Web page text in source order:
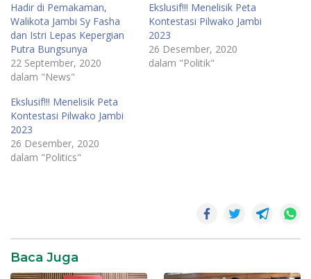
Hadir di Pemakaman,
Walikota Jambi Sy Fasha
dan Istri Lepas Kepergian
Putra Bungsunya
22 September, 2020
dalam "News"
Ekslusif!!! Menelisik Peta
Kontestasi Pilwako Jambi
2023
26 Desember, 2020
dalam "Politik"
Ekslusif!!! Menelisik Peta
Kontestasi Pilwako Jambi
2023
26 Desember, 2020
dalam "Politics"
Baca Juga